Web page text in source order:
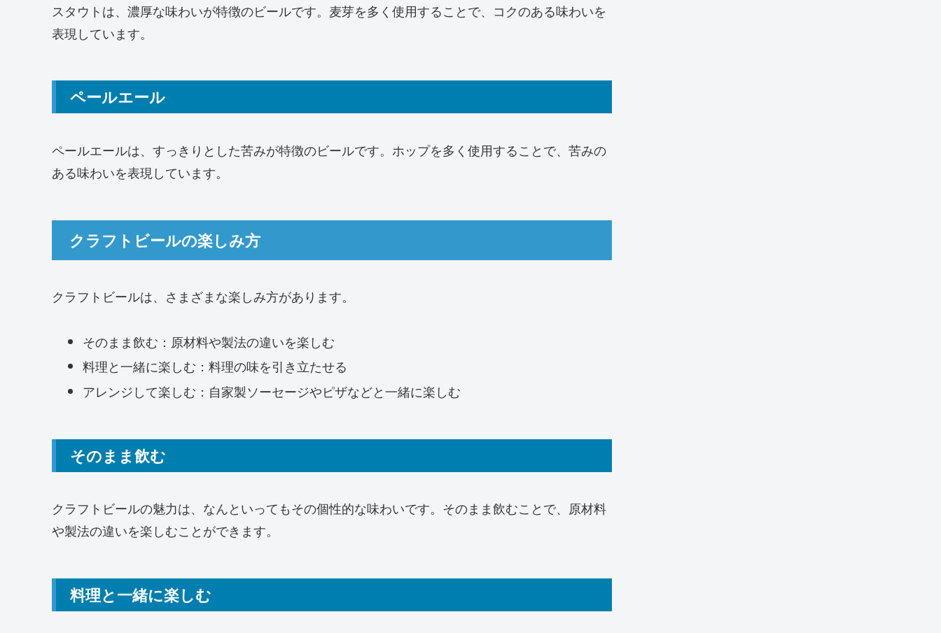
スタウトは、濃厚な味わいが特徴のビールです。麦芽を多く使用することで、コクのある味わいを
表現しています。
ペールエール
ペールエールは、すっきりとした苦みが特徴のビールです。ホップを多く使用することで、苦みの
ある味わいを表現しています。
クラフトビールの楽しみ方
クラフトビールは、さまざまな楽しみ方があります。
そのまま飲む：原材料や製法の違いを楽しむ
料理と一緒に楽しむ：料理の味を引き立たせる
アレンジして楽しむ：自家製ソーセージやピザなどと一緒に楽しむ
そのまま飲む
クラフトビールの魅力は、なんといってもその個性的な味わいです。そのまま飲むことで、原材料
や製法の違いを楽しむことができます。
料理と一緒に楽しむ